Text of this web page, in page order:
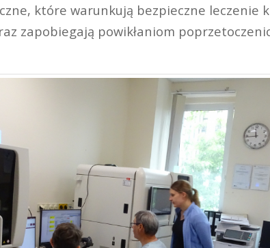
które warunkują bezpieczne leczenie
zapobiegają powikłaniom